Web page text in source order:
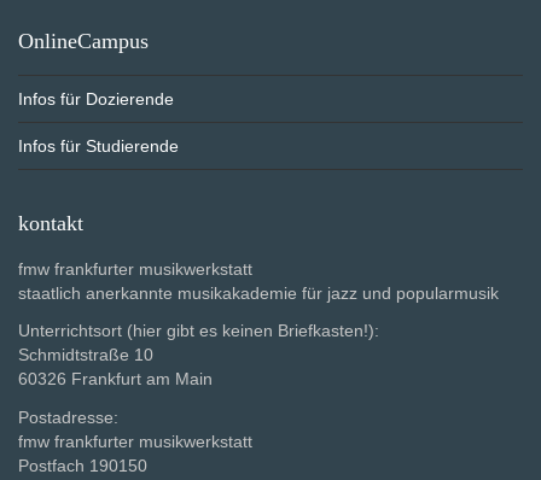
OnlineCampus
Infos für Dozierende
Infos für Studierende
kontakt
fmw frankfurter musikwerkstatt
staatlich anerkannte musikakademie für jazz und popularmusik
Unterrichtsort (hier gibt es keinen Briefkasten!):
Schmidtstraße 10
60326 Frankfurt am Main
Postadresse:
fmw frankfurter musikwerkstatt
Postfach 190150